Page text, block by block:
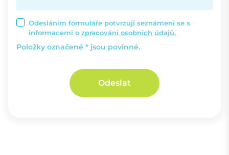
Odesláním formuláře potvrzuji seznámení se s
informacemi o zpracování osobních údajů.
Položky označené * jsou povinné.
Odeslat